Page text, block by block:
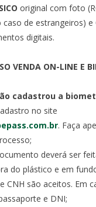
original com foto
de estrangeiros) e
digitais.
VENDA ON-LINE E
cadastrou a
no site
. Faça
deverá ser
do plástico e em
CNH são aceitos. Em
e DNI;